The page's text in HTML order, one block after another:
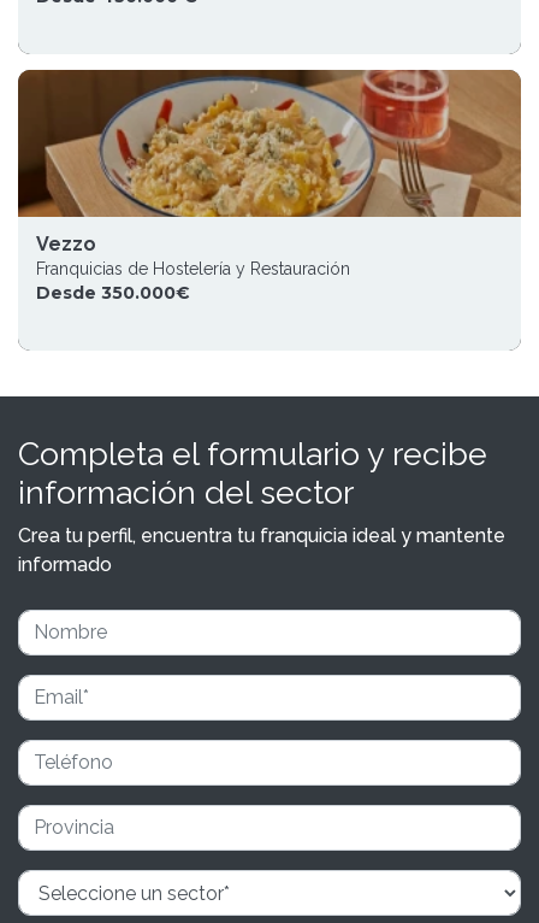
Vezzo
Franquicias de Hostelería y Restauración
Desde 350.000€
Completa el formulario y recibe
información del sector
Crea tu perfil, encuentra tu franquicia ideal y mantente
informado